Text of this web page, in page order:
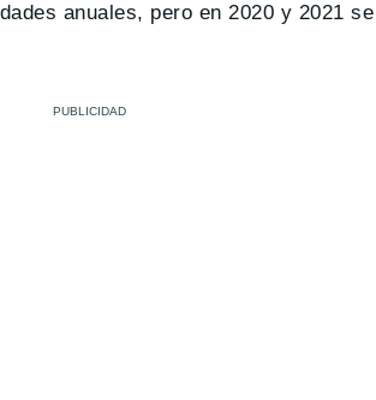
anuales, pero en 2020 y 2021